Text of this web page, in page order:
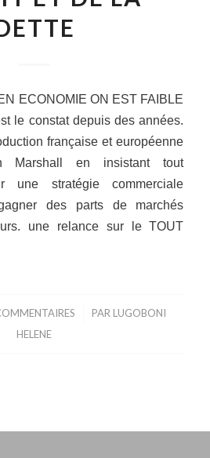
ECONOMIE ON EST FAIBLE
le constat depuis des années.
française et européenne
en insistant tout
une stratégie commerciale
des parts de marchés
une relance sur le TOUT
/ PAR LUGOBONI
HELENE